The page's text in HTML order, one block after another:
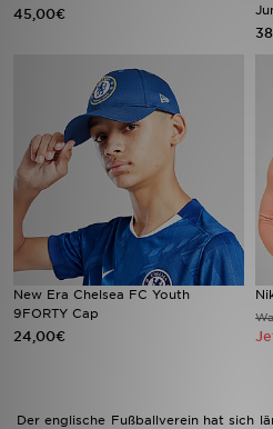
45,00€
New Era Chelsea FC Youth
9FORTY Cap
24,00€
Der englische Fußballverein hat sich
Lade Die APP
Geschenkkarte
Filialfinder
Mein JD
Meine Nachrichten
Bestellverfolgung